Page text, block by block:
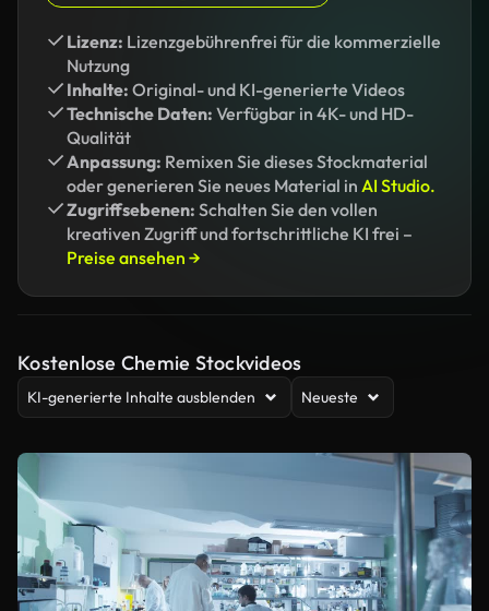
Lizenz: Lizenzgebührenfrei für die kommerzielle
Nutzung
Inhalte: Original- und KI-generierte Videos
Technische Daten: Verfügbar in 4K- und HD-
Qualität
Anpassung: Remixen Sie dieses Stockmaterial
oder generieren Sie neues Material in AI Studio.
Zugriffsebenen: Schalten Sie den vollen
kreativen Zugriff und fortschrittliche KI frei –
Preise ansehen →
Kostenlose Chemie Stockvideos
KI-generierte Inhalte ausblenden Neueste